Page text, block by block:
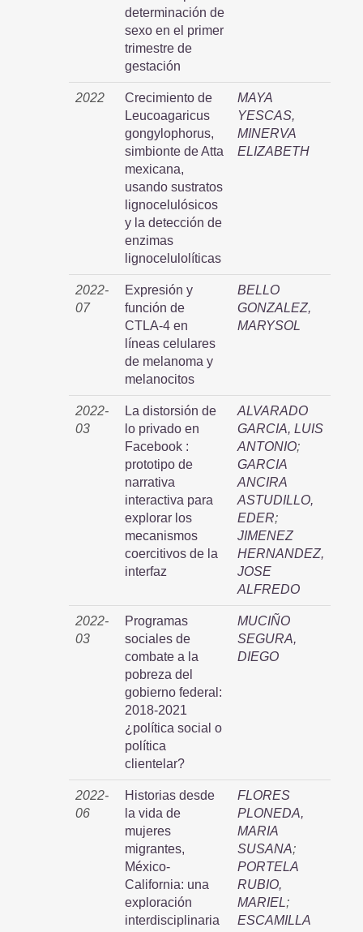
determinación de
sexo en el primer
trimestre de
gestación
2022
Crecimiento de
Leucoagaricus
gongylophorus,
simbionte de Atta
mexicana,
usando sustratos
lignocelulósicos
y la detección de
enzimas
lignocelulolíticas
MAYA
YESCAS,
MINERVA
ELIZABETH
2022-
07
Expresión y
función de
CTLA-4 en
líneas celulares
de melanoma y
melanocitos
BELLO
GONZALEZ,
MARYSOL
2022-
03
La distorsión de
lo privado en
Facebook :
prototipo de
narrativa
interactiva para
explorar los
mecanismos
coercitivos de la
interfaz
ALVARADO
GARCIA, LUIS
ANTONIO;
GARCIA
ANCIRA
ASTUDILLO,
EDER;
JIMENEZ
HERNANDEZ,
JOSE
ALFREDO
2022-
03
Programas
sociales de
combate a la
pobreza del
gobierno federal:
2018-2021
¿política social o
política
clientelar?
MUCIÑO
SEGURA,
DIEGO
2022-
06
Historias desde
la vida de
mujeres
migrantes,
México-
California: una
exploración
interdisciplinaria
FLORES
PLONEDA,
MARIA
SUSANA;
PORTELA
RUBIO,
MARIEL;
ESCAMILLA